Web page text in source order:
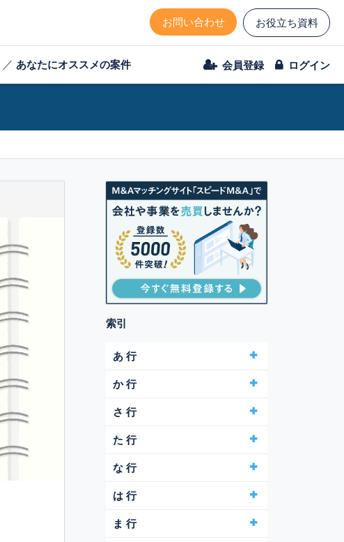
お問い合わせ お役立ち資料
／ あなたにオススメの案件 会員登録 ログイン
索引
あ 行
か 行
さ 行
た 行
な 行
は 行
ま 行